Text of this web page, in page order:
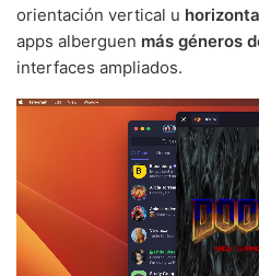
orientación vertical u
apps alberguen más géneros
interfaces ampliados.